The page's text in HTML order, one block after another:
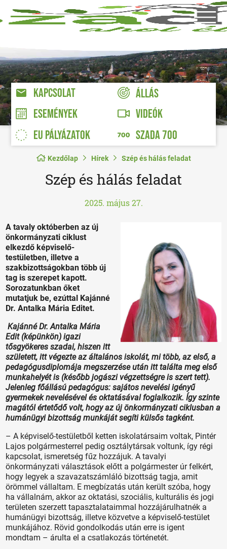
KAPCSOLAT
ÁLLÁS
ESEMÉNYEK
VIDEÓK
EU PÁLYÁZATOK
SZADA 700
Kezdőlap Hírek Szép és hálás feladat
Szép és hálás feladat
2025. május 27.
A tavaly októberben az új
önkormányzati ciklust
elkezdő képviselő-
testületben, illetve a
szakbizottságokban több új
tag is szerepet kapott.
Sorozatunkban őket
mutatjuk be, ezúttal Kajánné
Dr. Antalka Mária Editet.
Kajánné Dr. Antalka Mária
Edit (képünkön) igazi
tősgyökeres szadai, hiszen itt
született, itt végezte az általános iskolát, mi több, az első, a
pedagógusdiplomája megszerzése után itt találta meg első
munkahelyét is (később jogászi végzettségre is szert tett).
Jelenleg főállású pedagógus: sajátos nevelési igényű
gyermekek nevelésével és oktatásával foglalkozik. Így szinte
magától értetődő volt, hogy az új önkormányzati ciklusban a
humánügyi bizottság munkáját segíti külsős tagként.
– A képviselő-testületből ketten iskolatársaim voltak, Pintér
Lajos polgármesterrel pedig osztálytársak voltunk, így régi
kapcsolat, ismeretség fűz hozzájuk. A tavalyi
önkormányzati választások előtt a polgármester úr felkért,
hogy legyek a szavazatszámláló bizottság tagja, amit
örömmel vállaltam. E megbízatás után került szóba, hogy
ha vállalnám, akkor az oktatási, szociális, kulturális és jogi
területen szerzett tapasztalataimmal hozzájárulhatnék a
humánügyi bizottság, illetve közvetve a képviselő-testület
munkájához. Rövid gondolkodás után erre is igent
mondtam – árulta el a csatlakozás történetét.